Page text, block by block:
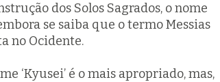
dos Solos Sagrados, o nome
se saiba que o termo Messias
no Ocidente.
‘Kyusei’ é o mais apropriado, mas,